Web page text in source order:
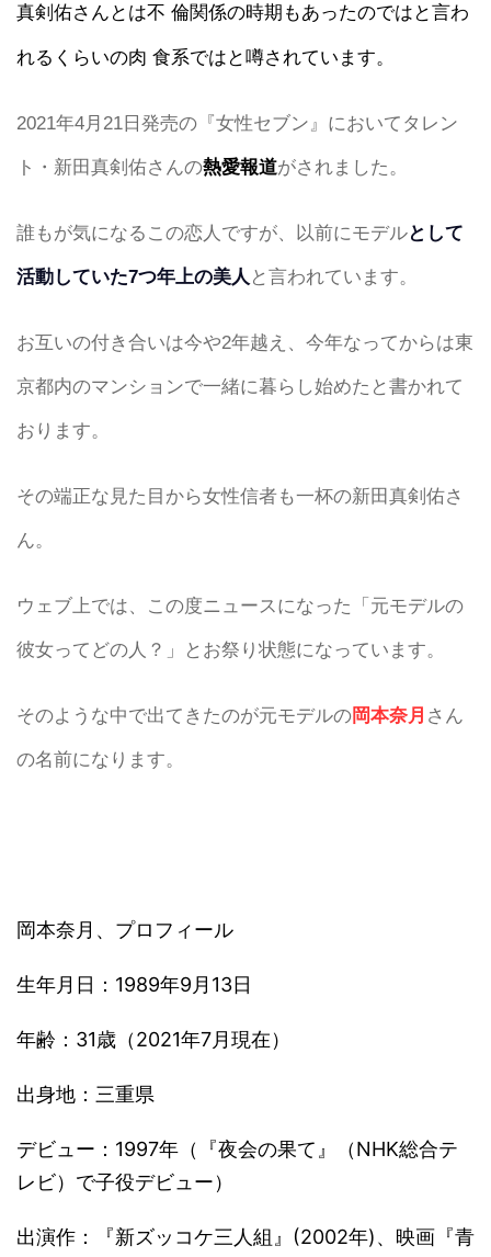
真剣佑さんとは不 倫関係の時期もあったのではと言わ
れるくらいの肉 食系ではと噂されています。
2021年4月21日発売の『女性セブン』においてタレン
ト・新田真剣佑さんの熱愛報道がされました。
誰もが気になるこの恋人ですが、以前にモデルとして
活動していた7つ年上の美人 と言われています。
お互いの付き合いは今や2年越え、今年なってからは東
京都内のマンションで一緒に暮らし始めたと書かれて
おります。
その端正な見た目から女性信者も一杯の新田真剣佑さ
ん。
ウェブ上では、この度ニュースになった「元モデルの
彼女ってどの人？」とお祭り状態になっています。
そのような中で出てきたのが元モデルの岡本奈月 さん
の名前になります。
岡本奈月、プロフィール
生年月日：1989年9月13日
年齢：31歳（2021年7月現在）
出身地：三重県
デビュー：1997年（『夜会の果て』（NHK総合テ
レビ）で子役デビュー）
出演作：『新ズッコケ三人組』(2002年)、映画『青